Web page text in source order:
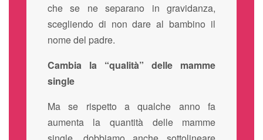
che se ne separano in gravidanza,
scegliendo di non dare al bambino il
nome del padre.
Cambia la “qualità” delle mamme
single
Ma se rispetto a qualche anno fa
aumenta la quantità delle mamme